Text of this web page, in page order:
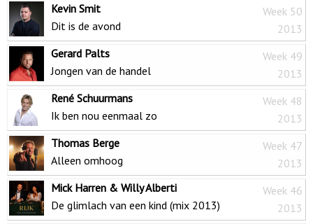
Week 50
2013
Kevin Smit
Dit is de avond
Week 49
2013
Gerard Palts
Jongen van de handel
Week 48
2013
René Schuurmans
Ik ben nou eenmaal zo
Week 47
2013
Thomas Berge
Alleen omhoog
Week 46
2013
Mick Harren & Willy Alberti
De glimlach van een kind (mix 2013)